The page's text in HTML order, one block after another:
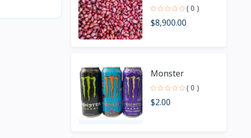
( 0 )
$8,900.00
Monster
( 0 )
$2.00